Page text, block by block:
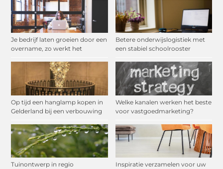
Je bedrijf laten groeien door een
overname, zo werkt het
Betere onderwijslogistiek met
een stabiel schoolrooster
Op tijd een hanglamp kopen in
Gelderland bij een verbouwing
Welke kanalen werken het beste
voor vastgoedmarketing?
Tuinontwerp in regio
Inspiratie verzamelen voor uw